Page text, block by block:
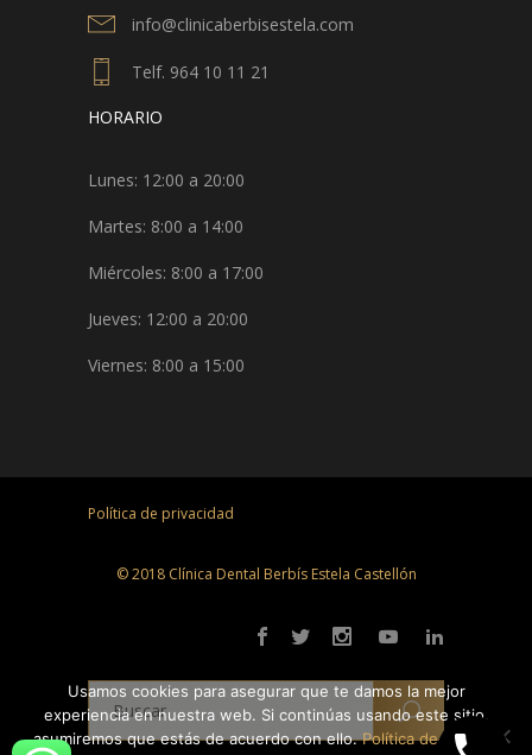
info@clinicaberbisestela.com
Telf. 964 10 11 21
HORARIO
Lunes: 12:00 a 20:00
Martes: 8:00 a 14:00
Miércoles: 8:00 a 17:00
Jueves: 12:00 a 20:00
Viernes: 8:00 a 15:00
Política de privacidad
© 2018 Clínica Dental Berbís Estela Castellón
Usamos cookies para asegurar que te damos la mejor
experiencia en nuestra web. Si continúas usando este sitio,
asumiremos que estás de acuerdo con ello.Política de cookies